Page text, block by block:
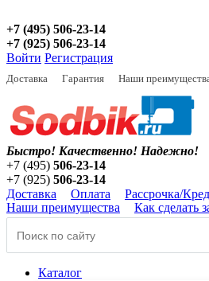
+7 (495) 506-23-14
+7 (925) 506-23-14
Войти Регистрация
Доставка Гарантия Наши
Быстро! Качественно! Надежно!
+7 (495) 506-23-14
+7 (925) 506-23-14
Доставка
Оплата Рассрочка/
Наши преимущества
Как сделать
Каталог